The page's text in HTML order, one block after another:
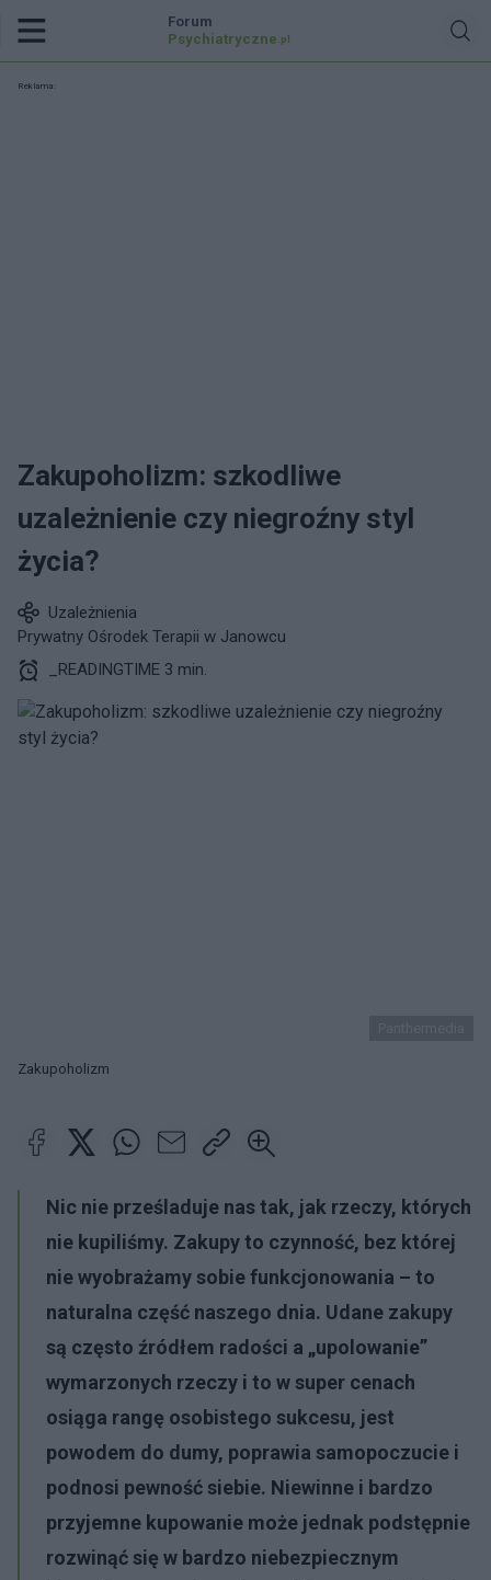
Forum
Psychiatryczne .pl
Reklama:
Zakupoholizm: szkodliwe
uzależnienie czy niegroźny styl
życia?
Uzależnienia
Prywatny Ośrodek Terapii w Janowcu
_READINGTIME 3 min.
Zakupoholizm
Nic nie prześladuje nas tak, jak rzeczy, których
nie kupiliśmy. Zakupy to czynność, bez której
nie wyobrażamy sobie funkcjonowania – to
naturalna część naszego dnia. Udane zakupy
są często źródłem radości a „upolowanie”
wymarzonych rzeczy i to w super cenach
osiąga rangę osobistego sukcesu, jest
powodem do dumy, poprawia samopoczucie i
podnosi pewność siebie. Niewinne i bardzo
przyjemne kupowanie może jednak podstępnie
rozwinąć się w bardzo niebezpiecznym